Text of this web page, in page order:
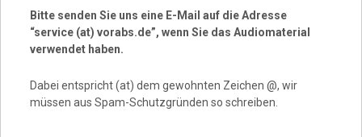
Bitte senden Sie uns eine E-Mail auf die Adresse
“service (at) vorabs.de”, wenn Sie das Audiomaterial
verwendet haben.
Dabei entspricht (at) dem gewohnten Zeichen @, wir
müssen aus Spam-Schutzgründen so schreiben.